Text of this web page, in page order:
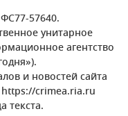
57640.
унитарное
агентство
и новостей сайта
crimea.ria.ru
текста.